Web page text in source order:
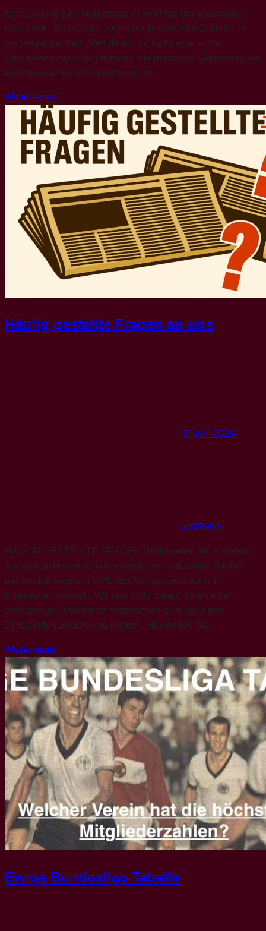
Eine Zeitung zum Geburtstag ist nicht nur ein besonderes
Geschenk. Sie ist auch eine ganz persönliche Zeitreise in
die Vergangenheit. Stell dir vor, du hältst eine echte
Originalzeitung in den Händen, die genau am Geburtstag der
beschenkten Person erschienen ist.
Weiterlesen
Häufig gestellte Fragen an uns
2. Juni 2024
p519963
HÄUFIG GESTELLTE FRAGEN Willkommen bei unserem
Antiquariat Historische-Magazine, dem offiziellen Partner
des Rudolf Augstein SPIEGEL Verlags, wie auch im
Impressum vermerkt. Wir sind stolz darauf, Ihnen eine
erstklassige Auswahl an historischen Zeitungen und
Zeitschriften anbieten zu können. Hier finden Sie
Weiterlesen
Ewige Bundesliga Tabelle